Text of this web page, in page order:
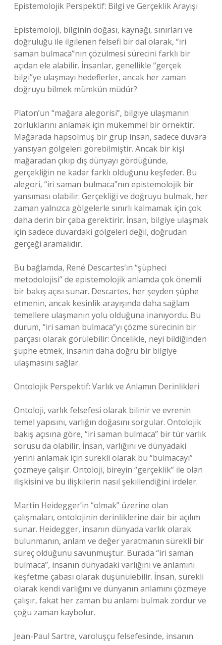
Epistemolojik Perspektif: Bilgi ve Gerçeklik Arayışı
Epistemoloji, bilginin doğası, kaynağı, sınırları ve
doğruluğu ile ilgilenen felsefi bir dal olarak, “iri
saman bulmaca”nın çözülmesi sürecini farklı bir
açıdan ele alabilir. İnsanlar, genellikle “gerçek
bilgi”ye ulaşmayı hedeflerler, ancak her zaman
doğruyu bilmek mümkün müdür?
Platon’un “mağara alegorisi”, bilgiye ulaşmanın
zorluklarını anlamak için mükemmel bir örnektir.
Mağarada hapsolmuş bir grup insan, sadece duvara
yansıyan gölgeleri görebilmiştir. Ancak bir kişi
mağaradan çıkıp dış dünyayı gördüğünde,
gerçekliğin ne kadar farklı olduğunu keşfeder. Bu
alegori, “iri saman bulmaca”nın epistemolojik bir
yansıması olabilir: Gerçekliği ve doğruyu bulmak, her
zaman yalnızca gölgelerle sınırlı kalmamak için çok
daha derin bir çaba gerektirir. İnsan, bilgiye ulaşmak
için sadece duvardaki gölgeleri değil, doğrudan
gerçeği aramalıdır.
Bu bağlamda, René Descartes’ın “şüpheci
metodolojisi” de epistemolojik anlamda çok önemli
bir bakış açısı sunar. Descartes, her şeyden şüphe
etmenin, ancak kesinlik arayışında daha sağlam
temellere ulaşmanın yolu olduğuna inanıyordu. Bu
durum, “iri saman bulmaca”yı çözme sürecinin bir
parçası olarak görülebilir: Öncelikle, neyi bildiğinden
şüphe etmek, insanın daha doğru bir bilgiye
ulaşmasını sağlar.
Ontolojik Perspektif: Varlık ve Anlamın Derinlikleri
Ontoloji, varlık felsefesi olarak bilinir ve evrenin
temel yapısını, varlığın doğasını sorgular. Ontolojik
bakış açısına göre, “iri saman bulmaca” bir tür varlık
sorusu da olabilir. İnsan, varlığını ve dünyadaki
yerini anlamak için sürekli olarak bu “bulmacayı”
çözmeye çalışır. Ontoloji, bireyin “gerçeklik” ile olan
ilişkisini ve bu ilişkilerin nasıl şekillendiğini irdeler.
Martin Heidegger’in “olmak” üzerine olan
çalışmaları, ontolojinin derinliklerine dair bir açılım
sunar. Heidegger, insanın dünyada varlık olarak
bulunmanın, anlam ve değer yaratmanın sürekli bir
süreç olduğunu savunmuştur. Burada “iri saman
bulmaca”, insanın dünyadaki varlığını ve anlamını
keşfetme çabası olarak düşünülebilir. İnsan, sürekli
olarak kendi varlığını ve dünyanın anlamını çözmeye
çalışır, fakat her zaman bu anlamı bulmak zordur ve
çoğu zaman kaybolur.
Jean-Paul Sartre, varoluşçu felsefesinde, insanın